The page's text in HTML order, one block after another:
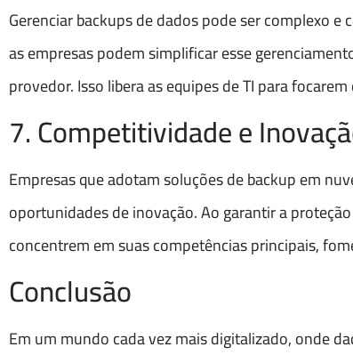
Gerenciar backups de dados pode ser complexo
as empresas podem simplificar esse
provedor. Isso libera as equipes de TI para
7. Competitividade e
Empresas que adotam soluções de backup em
oportunidades de inovação. Ao garantir a
concentrem em suas competências principais,
Conclusão
Em um mundo cada vez mais digitalizado, onde